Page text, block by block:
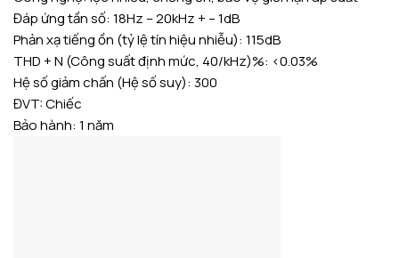
Đáp ứng tần số: 18Hz – 20kHz + – 1dB
Phản xạ tiếng ồn (tỷ lệ tín hiệu nhiễu): 115dB
THD + N (Công suất định mức, 40/kHz)%: <0.03%
Hệ số giảm chấn (Hệ số suy): 300
ĐVT: Chiếc
Bảo hành: 1 năm